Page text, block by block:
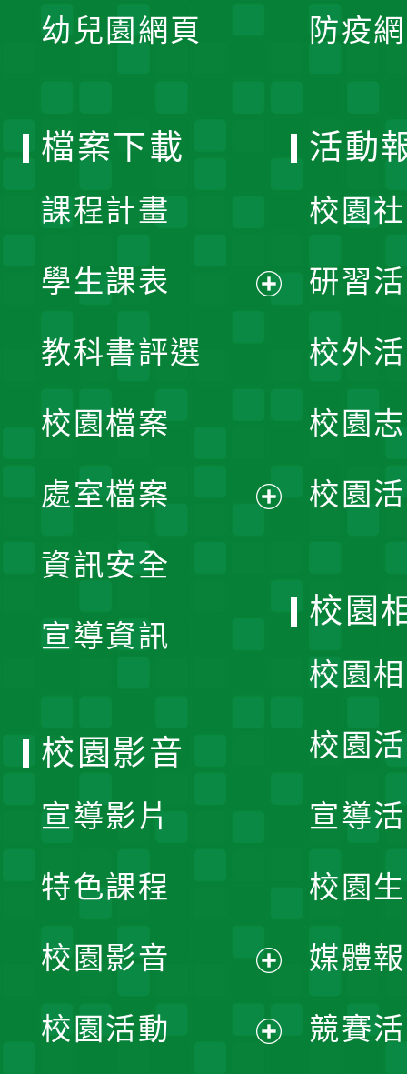
幼兒園網頁 防疫
檔案下載
課程計畫
學生課表
單
教科書評選
校園檔案
處室檔案
資訊安全
宣導資訊
活動
校園
研習
校外
校園
校園
校園
校園
校園
宣導
校園
媒體
競賽
校園影音
宣導影片
特色課程
校園影音
開
校園活動